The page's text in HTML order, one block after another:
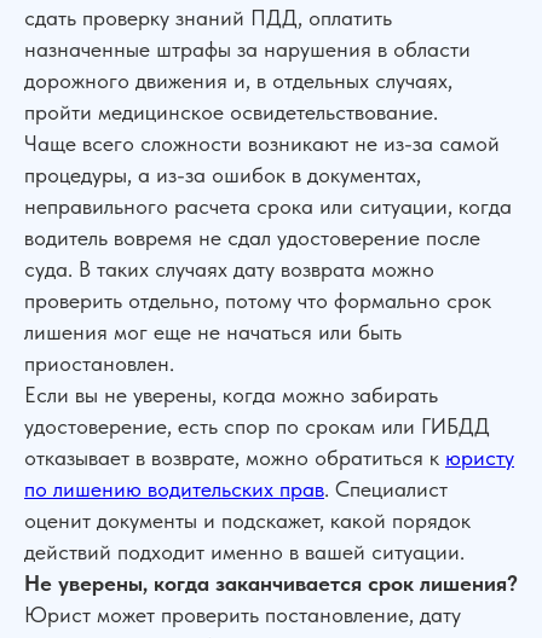
сдать проверку знаний ПДД, оплатить
назначенные штрафы за нарушения в области
дорожного движения и, в отдельных случаях,
пройти медицинское освидетельствование.
Чаще всего сложности возникают не из-за самой
процедуры, а из-за ошибок в документах,
неправильного расчета срока или ситуации, когда
водитель вовремя не сдал удостоверение после
суда. В таких случаях дату возврата можно
проверить отдельно, потому что формально срок
лишения мог еще не начаться или быть
приостановлен.
Если вы не уверены, когда можно забирать
удостоверение, есть спор по срокам или ГИБДД
отказывает в возврате, можно обратиться к юристу
по лишению водительских прав. Специалист
оценит документы и подскажет, какой порядок
действий подходит именно в вашей ситуации.
Не уверены, когда заканчивается срок лишения?
Юрист может проверить постановление, дату